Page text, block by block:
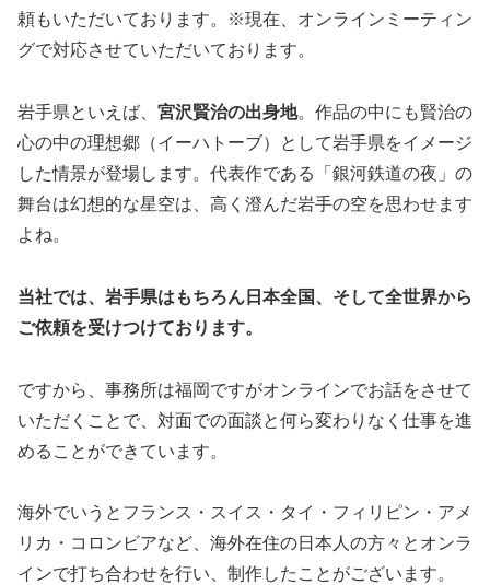
頼もいただいております。※現在、オンラインミーティン
グで対応させていただいております。
岩手県といえば、 宮沢賢治の出身地。作品の中にも賢治の
心の中の理想郷（イーハトーブ）として岩手県をイメージ
した情景が登場します。代表作である「銀河鉄道の夜」の
舞台は幻想的な星空は、高く澄んだ岩手の空を思わせます
よね。
当社では、岩手県はもちろん日本全国、そして全世界から
ご依頼を受けつけております。
ですから、事務所は福岡ですがオンラインでお話をさせて
いただくことで、対面での面談と何ら変わりなく仕事を進
めることができています。
海外でいうとフランス・スイス・タイ・フィリピン・アメ
リカ・コロンビアなど、海外在住の日本人の方々とオンラ
インで打ち合わせを行い、制作したことがございます。